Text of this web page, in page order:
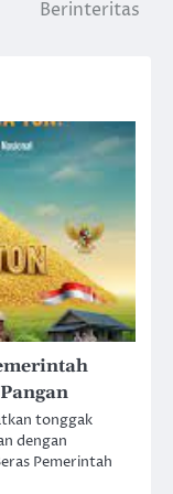
Berinteritas
tonggak
dengan
Pemerintah